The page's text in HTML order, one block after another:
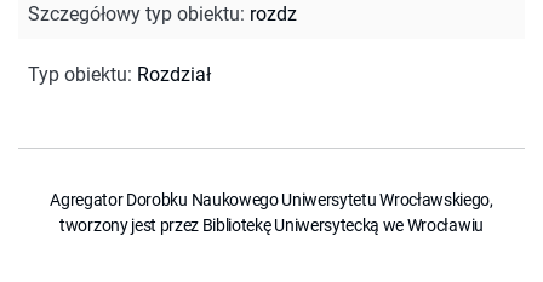
Szczegółowy typ obiektu: rozdz
Typ obiektu: Rozdział
Agregator Dorobku Naukowego Uniwersytetu Wrocławskiego,
tworzony jest przez Bibliotekę Uniwersytecką we Wrocławiu